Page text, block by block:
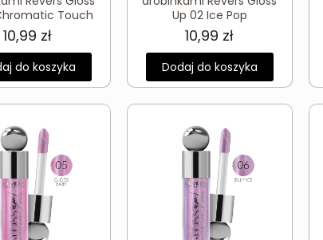
Touch
10,99 zł
do koszyka
Up 02 Ice Pop
10,99 zł
Dodaj do koszyka